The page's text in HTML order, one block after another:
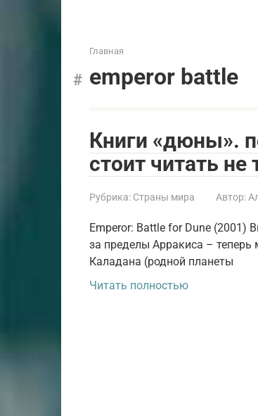
Главная
emperor battle
Книги «дюны».
стоит читать
Рубрика: Страны мира Автор:
Emperor: Battle for Dune (2001)
за пределы Арракиса –
Каладана (родной планеты
Читать полностью